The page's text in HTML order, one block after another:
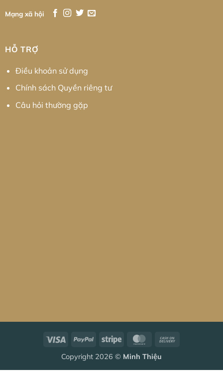
Mạng xã hội
HỖ TRỢ
Điều khoản sử dụng
Chính sách Quyền riêng tư
Câu hỏi thường gặp
Visa PayPal Stripe MasterCard
Copyright 2026 © Minh Thiệu